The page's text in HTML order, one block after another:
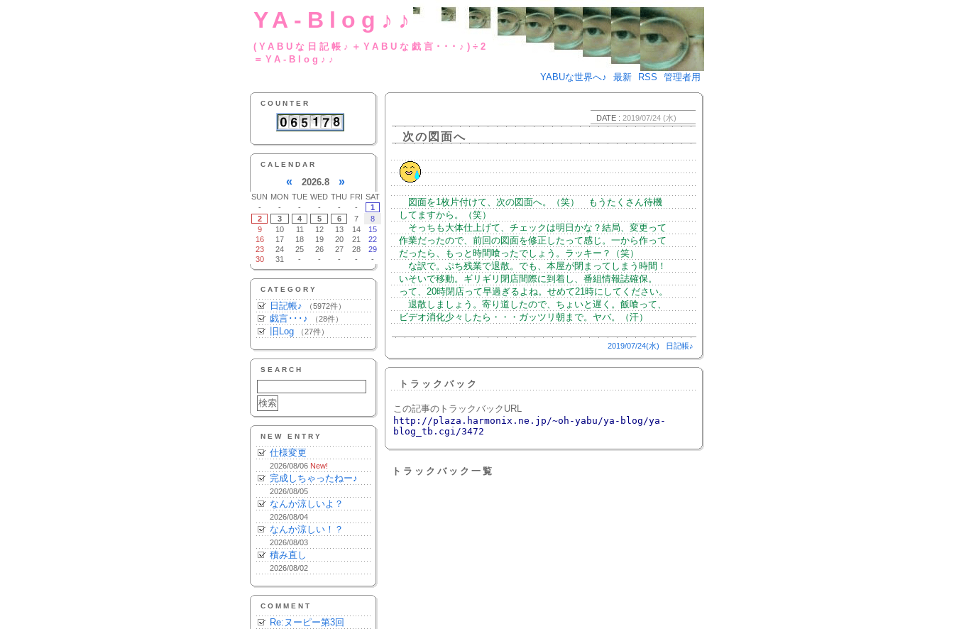
YA-Blog♪♪
(YABUな日記帳♪＋YABUな戯言･･･♪)÷2
＝YA-Blog♪♪
YABUな世界へ♪
最新 RSS 管理者用
COUNTER
CALENDAR
« 2026.8 »
SUN MON TUE WED THU FRI SAT
-
- - - - -
1
2
3 4 5 6 7
8
9
10 11 12 13 14
15
16
17 18 19 20 21
22
23
24 25 26 27 28
29
30
31 - - - - -
CATEGORY
日記帳♪ （5972件）
戯言･･･♪ （28件）
旧Log （27件）
SEARCH
NEW ENTRY
仕様変更
2026/08/06 New!
完成しちゃったねー♪
2026/08/05
なんか涼しいよ？
2026/08/04
なんか涼しい！？
2026/08/03
積み直し
2026/08/02
COMMENT
Re:ヌーピー第3回
DATE : 2019/07/24 (水)
次の図面へ
図面を1枚片付けて、次の図面へ。（笑） もうたくさん待機
してますから。（笑）
そっちも大体仕上げて、チェックは明日かな？結局、変更って
作業だったので、前回の図面を修正したって感じ。一から作って
だったら、もっと時間喰ったでしょう。ラッキー？（笑）
な訳で。ぷち残業で退散。でも、本屋が閉まってしまう時間！
いそいで移動。ギリギリ閉店間際に到着し、番組情報誌確保。
って、20時閉店って早過ぎるよね。せめて21時にしてください。
退散しましょう。寄り道したので、ちょいと遅く。飯喰って、
ビデオ消化少々したら・・・ガッツリ朝まで。ヤバ。（汗）
2019/07/24(水) 日記帳♪
トラックバック
この記事のトラックバックURL
http://plaza.harmonix.ne.jp/~oh-yabu/ya-blog/ya-
blog_tb.cgi/3472
トラックバック一覧